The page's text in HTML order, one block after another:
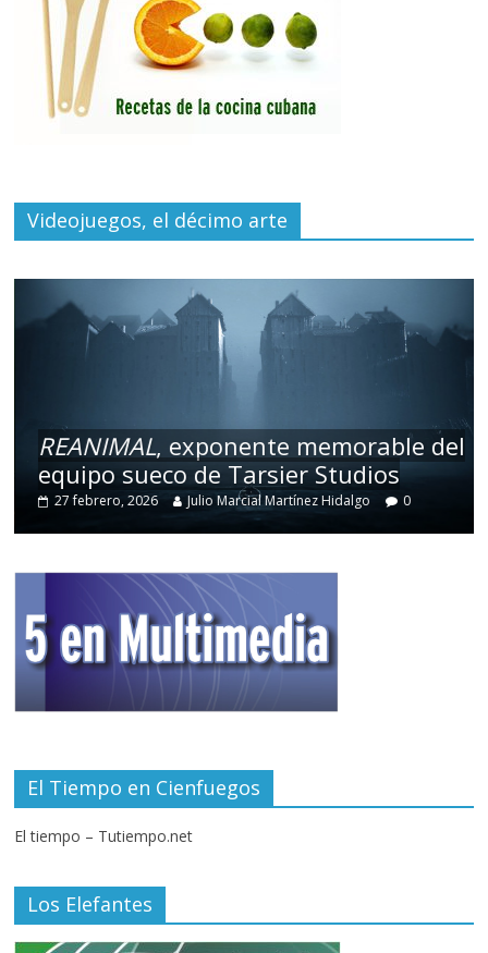
Videojuegos, el décimo arte
REANIMAL, exponente memorable del
equipo sueco de Tarsier Studios
27 febrero, 2026 Julio Marcial Martínez Hidalgo 0
El Tiempo en Cienfuegos
El tiempo – Tutiempo.net
Los Elefantes